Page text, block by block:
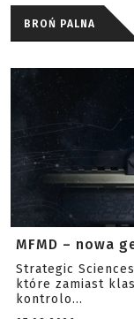
BROŃ PALNA
MFMD – nowa
Strategic
które zamiast
kontrolo...